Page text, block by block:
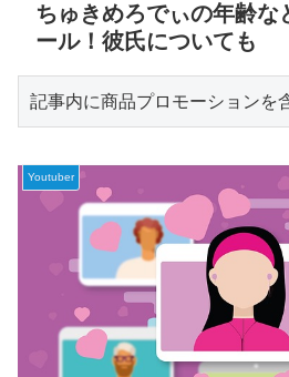
ちゅきめろでぃの年齢な
ール！彼氏についても
記事内に商品プロモーションを
Youtuber